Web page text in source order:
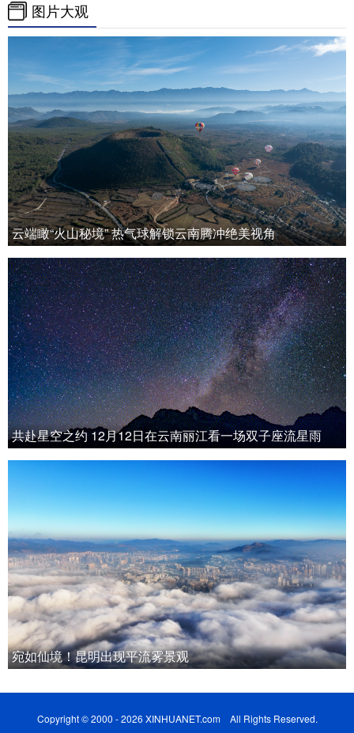
图片大观
云端瞰“火山秘境” 热气球解锁云南腾冲绝美视角
共赴星空之约 12月12日在云南丽江看一场双子座流星雨
宛如仙境！昆明出现平流雾景观
Copyright © 2000 - 2026 XINHUANET.com All Rights Reserved.